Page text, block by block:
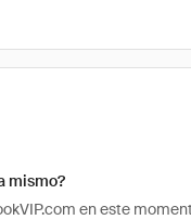
mismo?
en este